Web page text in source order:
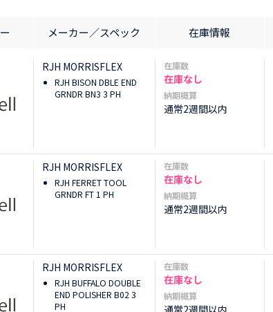
メーカー／スペック 在庫情報
RJH MORRISFLEX
RJH BISON DBLE END
GRNDR BN3 3 PH
在庫数
在庫なし
納期概算
通常2週間以内
RJH MORRISFLEX
RJH FERRET TOOL
GRNDR FT 1 PH
在庫数
在庫なし
納期概算
通常2週間以内
RJH MORRISFLEX
RJH BUFFALO DOUBLE
END POLISHER B02 3
PH
在庫数
在庫なし
納期概算